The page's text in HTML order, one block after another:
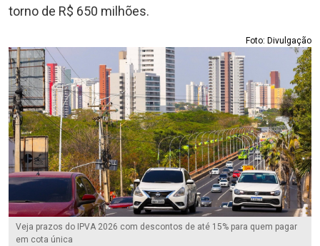
torno de R$ 650 milhões.
Foto: Divulgação
Veja prazos do IPVA 2026 com descontos de até 15% para quem pagar
em cota única